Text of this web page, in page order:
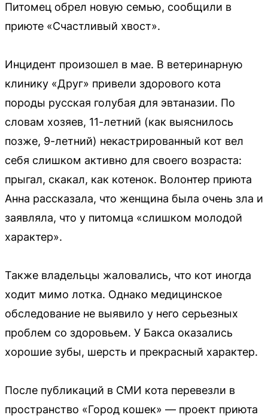
Питомец обрел новую семью, сообщили в
приюте «Счастливый хвост».
Инцидент произошел в мае. В ветеринарную
клинику «Друг» привели здорового кота
породы русская голубая для эвтаназии. По
словам хозяев, 11-летний (как выяснилось
позже, 9-летний) некастрированный кот вел
себя слишком активно для своего возраста:
прыгал, скакал, как котенок. Волонтер приюта
Анна рассказала, что женщина была очень зла и
заявляла, что у питомца «слишком молодой
характер».
Также владельцы жаловались, что кот иногда
ходит мимо лотка. Однако медицинское
обследование не выявило у него серьезных
проблем со здоровьем. У Бакса оказались
хорошие зубы, шерсть и прекрасный характер.
После публикаций в СМИ кота перевезли в
пространство «Город кошек» — проект приюта